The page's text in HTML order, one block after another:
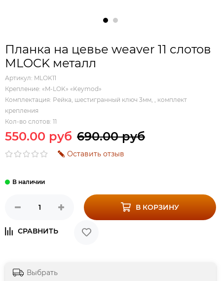
Планка на цевье weaver 11 слотов
MLOCK металл
Артикул: MLOK11
Крепление: «M-LOK» «Keymod»
Комплектация: Рейка, шестигранный ключ 3мм, , комплект
крепления
Кол-во слотов: 11
550.00 руб 690.00 руб
Оставить отзыв
В КОРЗИНУ
Выбрать